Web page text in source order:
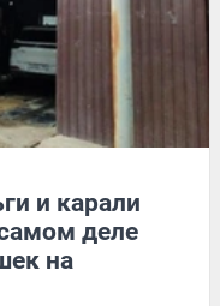
и карали
деле
на